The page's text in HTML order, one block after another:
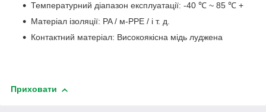
Температурний діапазон експлуатації: -40 ℃ ~ 85 ℃ +
Матеріал ізоляції: PA / м-PPE / і т. д.
Контактний матеріал: Високоякісна мідь луджена
Приховати